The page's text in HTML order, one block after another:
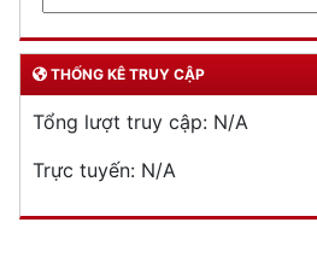
THỐNG KÊ TRUY CẬP
Tổng lượt truy cập: N/A
Trực tuyến: N/A